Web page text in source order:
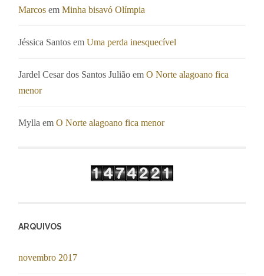
Marcos emMinha bisavó Olímpia
Jéssica Santos emUma perda inesquecível
Jardel Cesar dos Santos Julião emO Norte alagoano fica
menor
Mylla emO Norte alagoano fica menor
ARQUIVOS
novembro 2017